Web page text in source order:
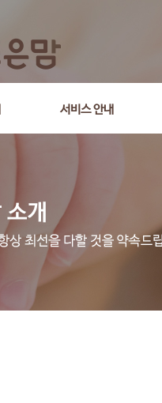
서비스 안내